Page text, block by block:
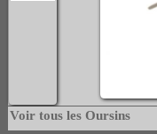
Voir tous les Oursins